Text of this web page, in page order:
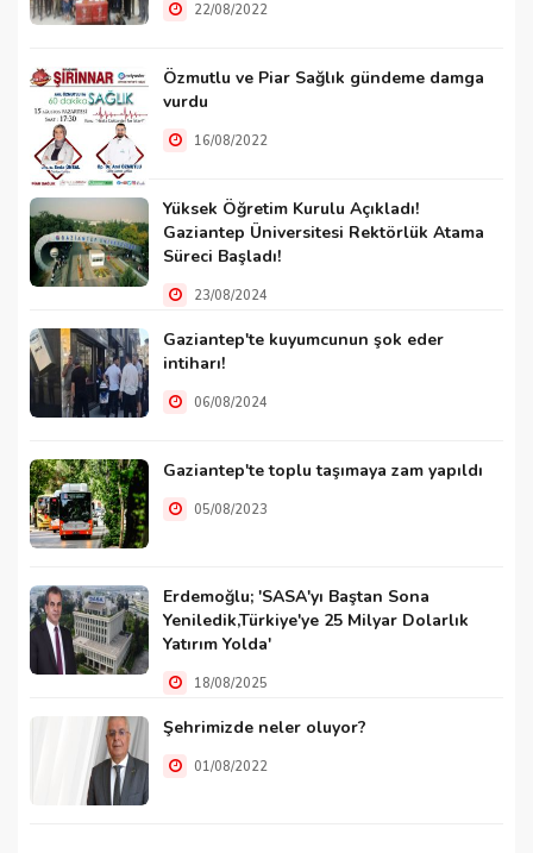
22/08/2022
Özmutlu ve Piar Sağlık gündeme damga
vurdu
16/08/2022
Yüksek Öğretim Kurulu Açıkladı!
Gaziantep Üniversitesi Rektörlük Atama
Süreci Başladı!
23/08/2024
Gaziantep'te kuyumcunun şok eder
intiharı!
06/08/2024
Gaziantep'te toplu taşımaya zam yapıldı
05/08/2023
Erdemoğlu; 'SASA'yı Baştan Sona
Yeniledik,Türkiye'ye 25 Milyar Dolarlık
Yatırım Yolda'
18/08/2025
Şehrimizde neler oluyor?
01/08/2022